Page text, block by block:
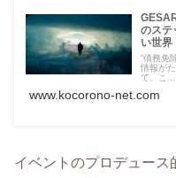
のステ
い世界
”債務免
情報が
て、こ...
www.kocorono-net.com
イベントのプロデュース